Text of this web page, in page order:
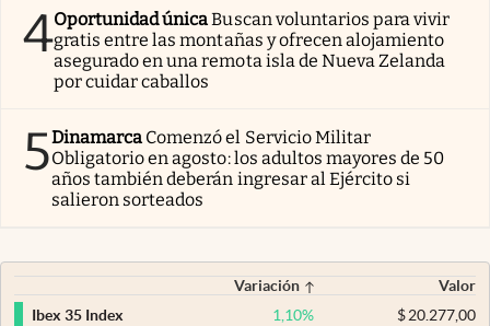
4Oportunidad únicaBuscan voluntarios para vivir
gratis entre las montañas y ofrecen alojamiento
asegurado en una remota isla de Nueva Zelanda
por cuidar caballos
5Dinamarca Comenzó el Servicio Militar
Obligatorio en agosto: los adultos mayores de 50
años también deberán ingresar al Ejército si
salieron sorteados
Variación
Valor
Ibex 35 Index
1,10% $20.277,00